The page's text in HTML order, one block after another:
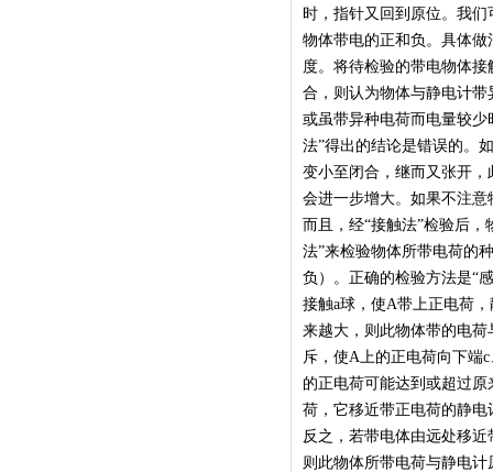
时，指针又回到原位。我
物体带电的正和负。具体
度。将待检验的带电物体
合，则认为物体与静电计
或虽带异种电荷而电量较少
法”得出的结论是错误的。
变小至闭合，继而又张开
会进一步增大。如果不注
而且，经“接触法”检验后
法”来检验物体所带电荷的
负）。正确的检验方法是“
接触a球，使A带上正电荷
来越大，则此物体带的电
斥，使A上的正电荷向下端
的正电荷可能达到或超过
荷，它移近带正电荷的静
反之，若带电体由远处移
则此物体所带电荷与静电